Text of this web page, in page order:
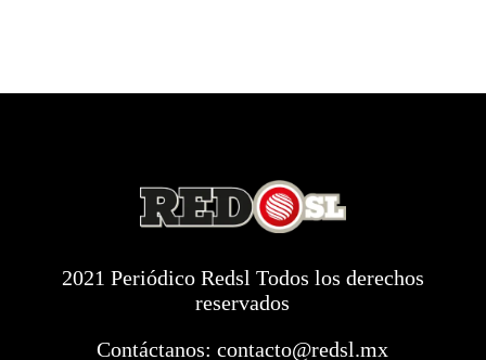
2021 Periódico Redsl Todos los derechos
reservados
Contáctanos:contacto@redsl.mx